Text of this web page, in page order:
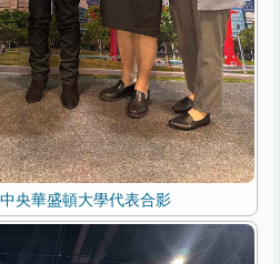
央華盛頓大學代表合影